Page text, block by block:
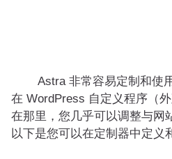
Astra 非常容易定制和使
在 WordPress 自定义程序（
在那里，您几乎可以调整与网
以下是您可以在定制器中定义